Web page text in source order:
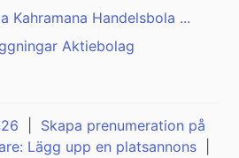
Kahramana Handelsbola ...
Aktiebolag
Skapa prenumeration på
Lägg upp en platsannons